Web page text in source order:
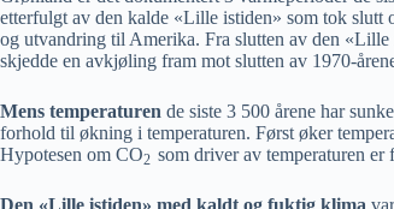
etterfulgt av den kalde «Lille istiden» som tok
og utvandring til Amerika. Fra slutten av den
skjedde en avkjøling fram mot slutten av 1970-
Mens temperaturen de siste 3 500 årene har
forhold til økning i temperaturen. Først øker
Hypotesen om CO2 som driver av temperaturen
Den «Lille istiden» med kaldt og fuktig klima